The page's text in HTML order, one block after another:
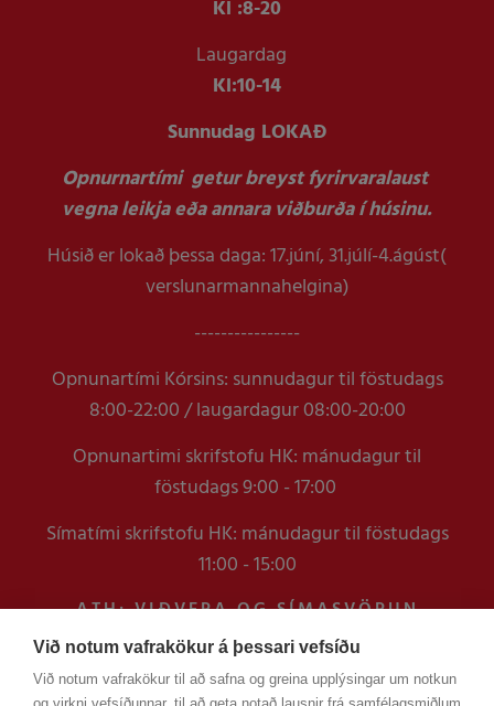
Við notum vafrakökur á þessari vefsíðu
Við notum vafrakökur til að safna og greina upplýsingar um notkun
Kl :8-20
Laugardag
Kl:10-14
Sunnudag LOKAÐ
Opnurnartími getur breyst fyrirvaralaust
vegna leikja eða annara viðburða í húsinu.
Húsið er lokað þessa daga: 17.júní, 31.júlí-4.ágúst(
verslunarmannahelgina)
----------------
Opnunartími Kórsins: sunnudagur til föstudags
8:00-22:00 / laugardagur 08:00-20:00
Opnunartimi skrifstofu HK: mánudagur til
föstudags 9:00 - 17:00
Símatími skrifstofu HK: mánudagur til föstudags
11:00 - 15:00
ATH: VIÐVERA OG SÍMASVÖRUN
VERÐUR TAKMÖRKUÐ Á
SKRIFSTOFUNNI FRAM YFIR
VERSLUNARMANNHELGI